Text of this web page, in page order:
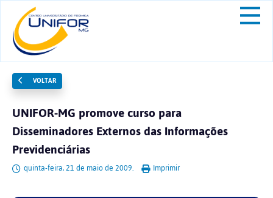
VOLTAR
UNIFOR-MG promove curso para
Disseminadores Externos das Informações
Previdenciárias
quinta-feira, 21 de maio de 2009. Imprimir